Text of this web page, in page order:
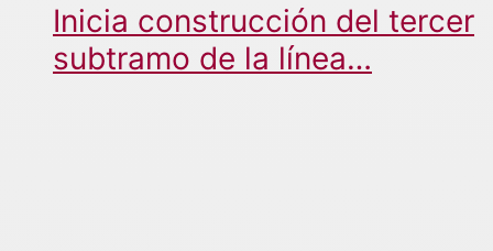
Inicia construcción del tercer
subtramo de la línea…